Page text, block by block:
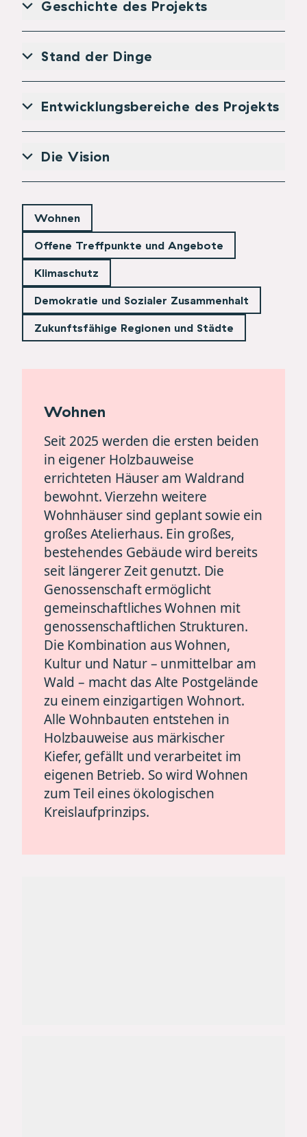
Geschichte des Projekts
Stand der Dinge
Entwicklungsbereiche des Projekts
Die Vision
Wohnen
Offene Treffpunkte und Angebote
Klimaschutz
Demokratie und Sozialer Zusammenhalt
Zukunftsfähige Regionen und Städte
Wohnen
Seit 2025 werden die ersten beiden
in eigener Holzbauweise
errichteten Häuser am Waldrand
bewohnt. Vierzehn weitere
Wohnhäuser sind geplant sowie ein
großes Atelierhaus. Ein großes,
bestehendes Gebäude wird bereits
seit längerer Zeit genutzt. Die
Genossenschaft ermöglicht
gemeinschaftliches Wohnen mit
genossenschaftlichen Strukturen.
Die Kombination aus Wohnen,
Kultur und Natur – unmittelbar am
Wald – macht das Alte Postgelände
zu einem einzigartigen Wohnort.
Alle Wohnbauten entstehen in
Holzbauweise aus märkischer
Kiefer, gefällt und verarbeitet im
eigenen Betrieb. So wird Wohnen
zum Teil eines ökologischen
Kreislaufprinzips.